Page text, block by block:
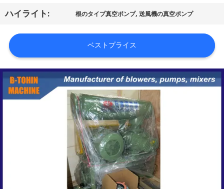
工
場
旅
行
ハイライト: 根のタイプ真空ポンプ,送風機の真空ポンプ
ベストプライス